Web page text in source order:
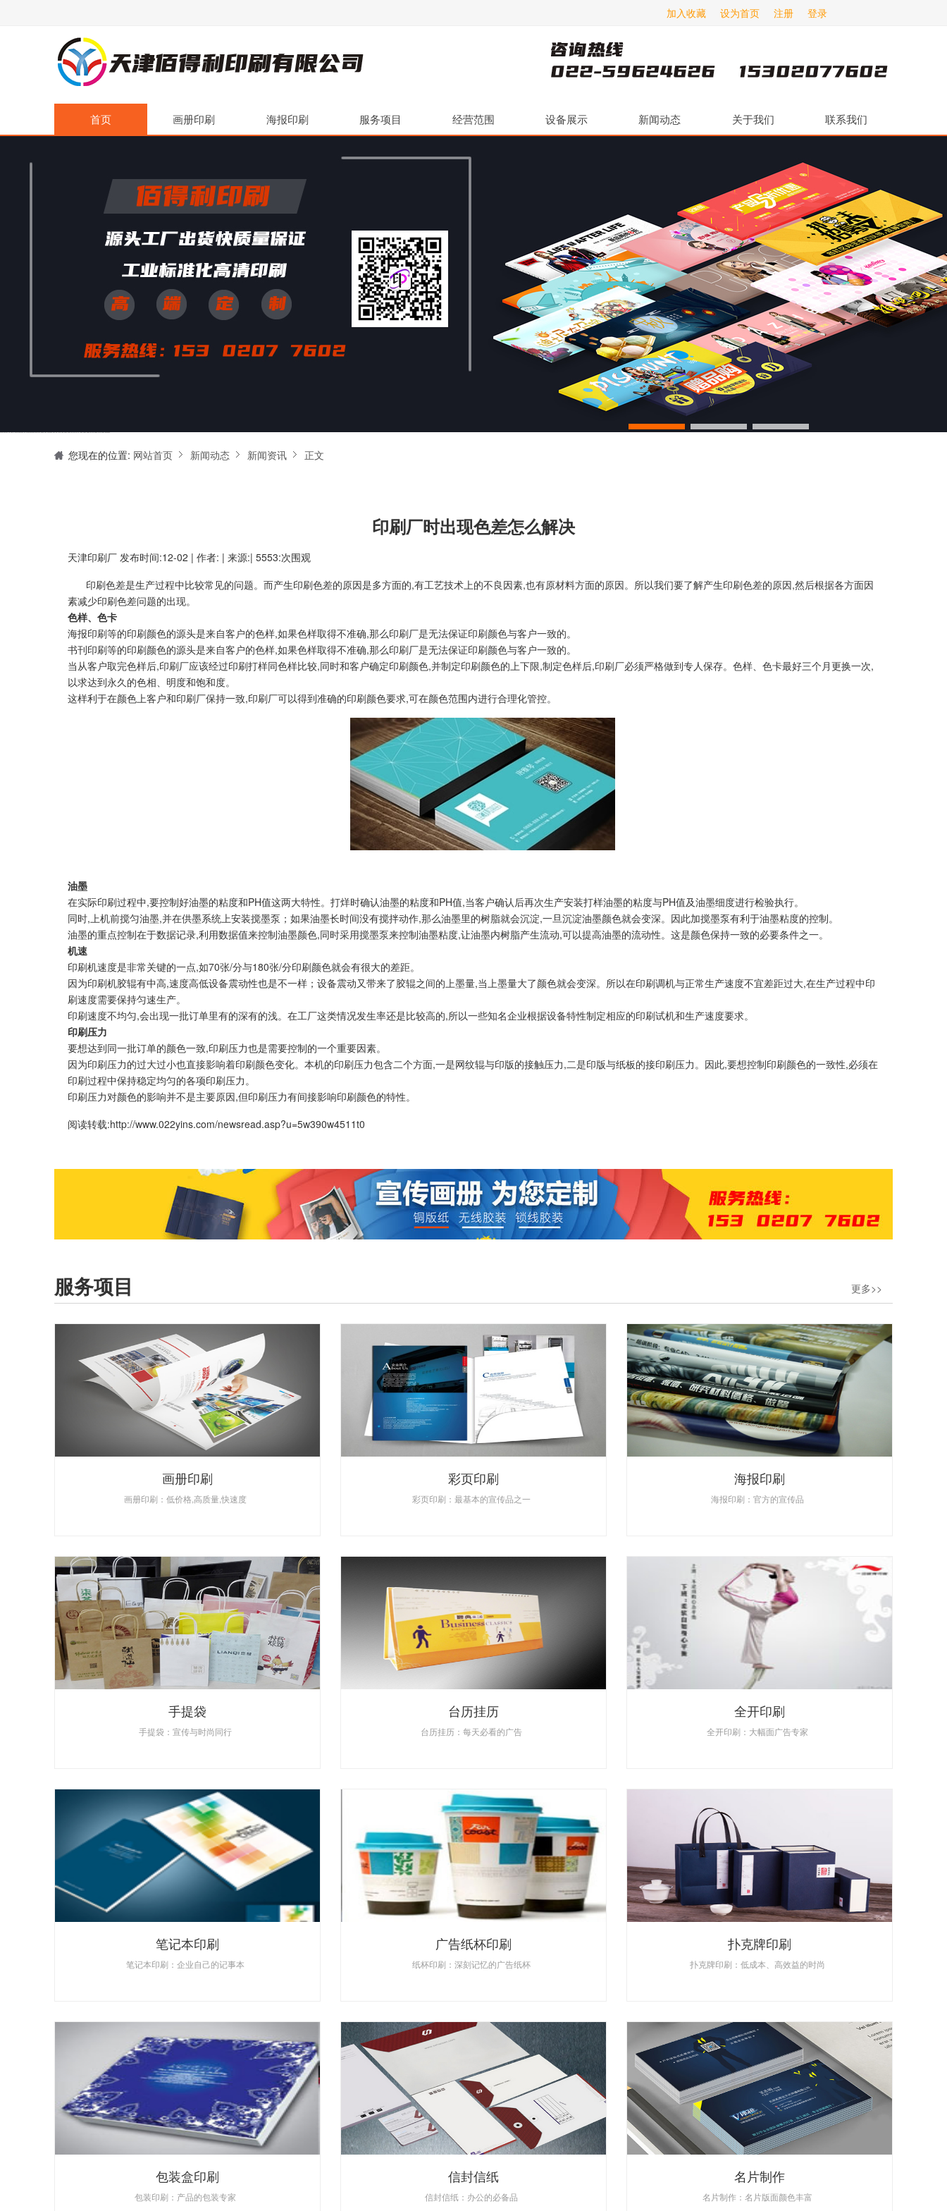
登录
注册
设为首页
加入收藏
首页 画册印刷 海报印刷 服务项目 经营范围 设备展示 新闻动态 关于我们 联系我们
您现在的位置: 网站首页 新闻动态 新闻资讯 正文
印刷厂时出现色差怎么解决
天津印刷厂 发布时间:12-02 | 作者: | 来源:| 5553:次围观
印刷色差是生产过程中比较常见的问题。而产生印刷色差的原因是多方面的,有工艺技术上的不良因素,也有原材料方面的原因。所以我们要了解产生印刷色差的原因,然后根据各方面因
素减少印刷色差问题的出现。
色样、色卡
海报印刷等的印刷颜色的源头是来自客户的色样,如果色样取得不准确,那么印刷厂是无法保证印刷颜色与客户一致的。
书刊印刷等的印刷颜色的源头是来自客户的色样,如果色样取得不准确,那么印刷厂是无法保证印刷颜色与客户一致的。
当从客户取完色样后,印刷厂应该经过印刷打样同色样比较,同时和客户确定印刷颜色,并制定印刷颜色的上下限,制定色样后,印刷厂必须严格做到专人保存。色样、色卡最好三个月更换一次,
以求达到永久的色相、明度和饱和度。
这样利于在颜色上客户和印刷厂保持一致,印刷厂可以得到准确的印刷颜色要求,可在颜色范围内进行合理化管控。
油墨
在实际印刷过程中,要控制好油墨的粘度和PH值这两大特性。打烊时确认油墨的粘度和PH值,当客户确认后再次生产安装打样油墨的粘度与PH值及油墨细度进行检验执行。
同时,上机前搅匀油墨,并在供墨系统上安装搅墨泵；如果油墨长时间没有搅拌动作,那么油墨里的树脂就会沉淀,一旦沉淀油墨颜色就会变深。因此加搅墨泵有利于油墨粘度的控制。
油墨的重点控制在于数据记录,利用数据值来控制油墨颜色,同时采用搅墨泵来控制油墨粘度,让油墨内树脂产生流动,可以提高油墨的流动性。这是颜色保持一致的必要条件之一。
机速
印刷机速度是非常关键的一点,如70张/分与180张/分印刷颜色就会有很大的差距。
因为印刷机胶辊有中高,速度高低设备震动性也是不一样；设备震动又带来了胶辊之间的上墨量,当上墨量大了颜色就会变深。所以在印刷调机与正常生产速度不宜差距过大,在生产过程中印
刷速度需要保持匀速生产。
印刷速度不均匀,会出现一批订单里有的深有的浅。在工厂这类情况发生率还是比较高的,所以一些知名企业根据设备特性制定相应的印刷试机和生产速度要求。
印刷压力
要想达到同一批订单的颜色一致,印刷压力也是需要控制的一个重要因素。
因为印刷压力的过大过小也直接影响着印刷颜色变化。本机的印刷压力包含二个方面,一是网纹辊与印版的接触压力,二是印版与纸板的接印刷压力。因此,要想控制印刷颜色的一致性,必须在
印刷过程中保持稳定均匀的各项印刷压力。
印刷压力对颜色的影响并不是主要原因,但印刷压力有间接影响印刷颜色的特性。
阅读转载:http://www.022yins.com/newsread.asp?u=5w390w4511t0
服务项目 更多>>
画册印刷
画册印刷：低价格,高质量,快速度
彩页印刷
彩页印刷：最基本的宣传品之一
海报印刷
海报印刷：官方的宣传品
手提袋
手提袋：宣传与时尚同行
台历挂历
台历挂历：每天必看的广告
全开印刷
全开印刷：大幅面广告专家
笔记本印刷
笔记本印刷：企业自己的记事本
广告纸杯印刷
纸杯印刷：深刻记忆的广告纸杯
扑克牌印刷
扑克牌印刷：低成本、高效益的时尚
包装盒印刷
包装印刷：产品的包装专家
信封信纸
信封信纸：办公的必备品
名片制作
名片制作：名片版面颜色丰富